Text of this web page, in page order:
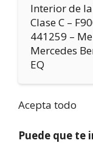
Interior de
Clase C –
441259 –
Mercedes
EQ
Acepta todo
Puede que te